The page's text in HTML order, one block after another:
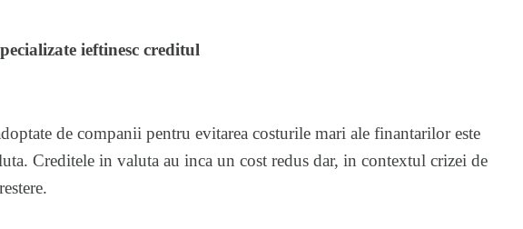
ieftinesc creditul
de companii pentru evitarea costurile mari ale finantarilor este
Creditele in valuta au inca un cost redus dar, in contextul crizei de